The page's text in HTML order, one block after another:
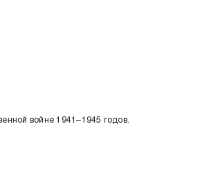
войне 1941–1945 годов.